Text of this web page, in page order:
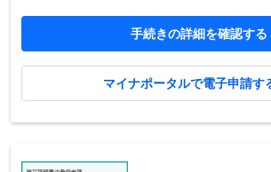
手続きの詳細を確認する
マイナポータルで電子申請す